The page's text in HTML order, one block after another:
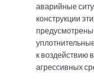
аварийные
конструкции
к воздействию
агрессивных